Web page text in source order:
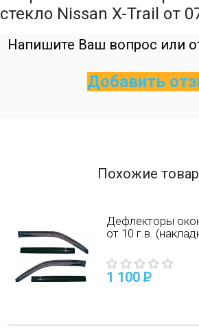
стекло Nissan X-Trail от
Напишите Ваш вопрос или
Добавить
Похожие
Дефлекторы
от 10 г.в.
1 100 P